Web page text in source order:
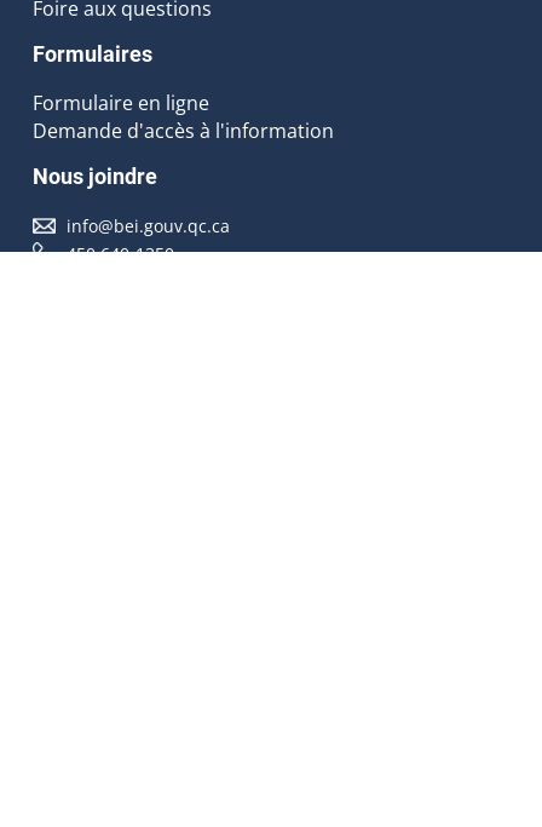
Foire aux questions
Formulaires
Formulaire en ligne
Demande d'accès à l'information
Nous joindre
info@bei.gouv.qc.ca
450 640-1350